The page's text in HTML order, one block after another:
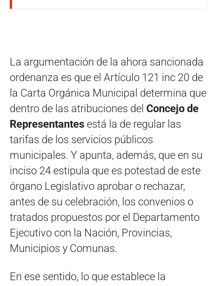
La argumentación de la ahora sancionada
ordenanza es que el Artículo 121 inc 20 de
la Carta Orgánica Municipal determina que
dentro de las atribuciones del Concejo de
Representantes está la de regular las
tarifas de los servicios públicos
municipales. Y apunta, además, que en su
inciso 24 estipula que es potestad de este
órgano Legislativo aprobar o rechazar,
antes de su celebración, los convenios o
tratados propuestos por el Departamento
Ejecutivo con la Nación, Provincias,
Municipios y Comunas.
En ese sentido, lo que establece la